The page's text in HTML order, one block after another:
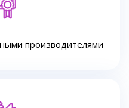
производителями